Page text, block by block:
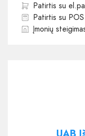
Patirtis su
Patirtis su
Įmonių